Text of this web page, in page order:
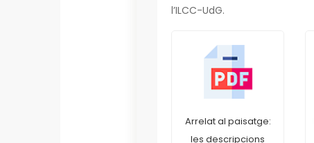
l’ILCC-UdG.
Arrelat al paisatge:
les descripcions